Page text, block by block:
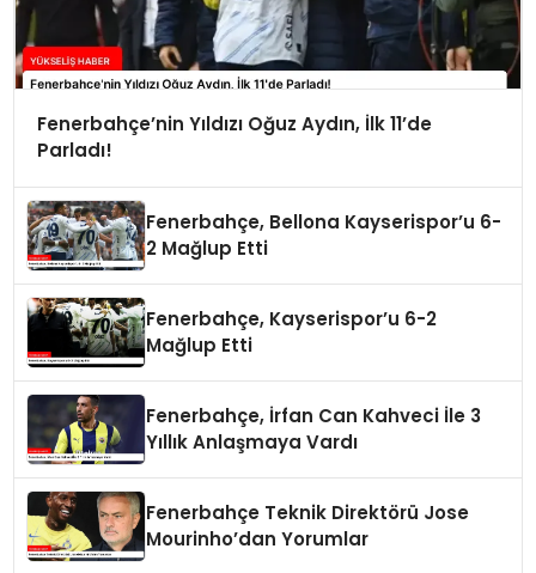
Fenerbahçe’nin Yıldızı Oğuz Aydın, İlk 11’de
Parladı!
Fenerbahçe, Bellona Kayserispor’u 6-
2 Mağlup Etti
Fenerbahçe, Kayserispor’u 6-2
Mağlup Etti
Fenerbahçe, İrfan Can Kahveci İle 3
Yıllık Anlaşmaya Vardı
Fenerbahçe Teknik Direktörü Jose
Mourinho’dan Yorumlar